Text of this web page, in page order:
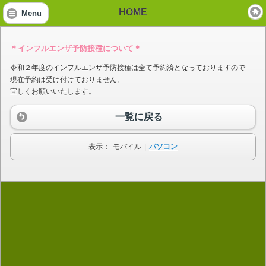
Menu HOME
＊インフルエンザ予防接種について＊
令和２年度のインフルエンザ予防接種は全て予約済となっておりますので
現在予約は受け付けておりません。
宜しくお願いいたします。
一覧に戻る
表示： モバイル パソコン